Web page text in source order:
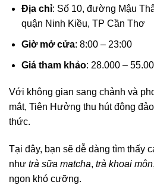
Địa chỉ: Số 10, đường Mậu
quận Ninh Kiều, TP Cần Thơ
Giờ mở cửa: 8:00 – 23:00
Giá tham khảo: 28.000 –
Với không gian sang chảnh và
mắt, Tiên Hưởng thu hút đông
thức.
Tại đây, bạn sẽ dễ dàng tìm thấy
như trà sữa matcha, trà khoai môn
ngon khó cưỡng.